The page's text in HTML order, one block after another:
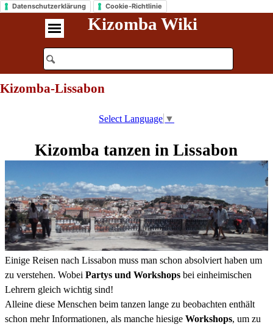
Datenschutzerklärung Cookie-Richtlinie
Kizomba Wiki
Kizomba-Lissabon
Select Language ▼
Kizomba tanzen in Lissabon
Einige Reisen nach Lissabon muss man schon absolviert haben um
zu verstehen. Wobei Partys und Workshops bei einheimischen
Lehrern gleich wichtig sind!
Alleine diese Menschen beim tanzen lange zu beobachten enthält
schon mehr Informationen, als manche hiesige Workshops, um zu